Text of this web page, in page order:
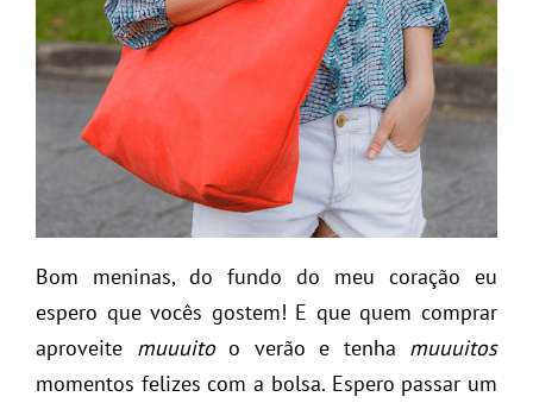
Bom meninas, do fundo do meu coração eu
espero que vocês gostem! E que quem comprar
aproveite muuuitoo verão e tenha muuuitos
momentos felizes com a bolsa. Espero passar um